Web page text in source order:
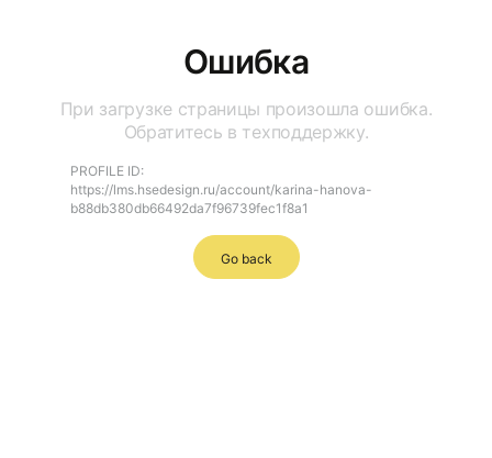
Ошибка
При загрузке страницы произошла ошибка.
Обратитесь в техподдержку.
PROFILE ID:
https://lms.hsedesign.ru/account/karina-hanova-
b88db380db66492da7f96739fec1f8a1
Go back